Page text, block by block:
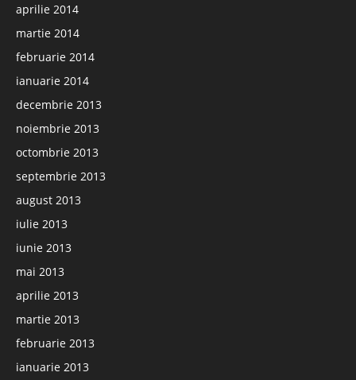
aprilie 2014
martie 2014
februarie 2014
ianuarie 2014
decembrie 2013
noiembrie 2013
octombrie 2013
septembrie 2013
august 2013
iulie 2013
iunie 2013
mai 2013
aprilie 2013
martie 2013
februarie 2013
ianuarie 2013